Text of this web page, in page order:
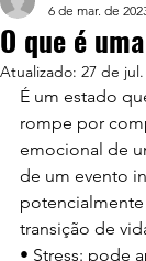
O que é
6 de mar. de
Atualizado: 27 de
É um estado
rompe por
emocional de
de um evento
transição de
• Stress: pode